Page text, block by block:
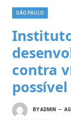
SÃO PAULO
contra
BYADMIN